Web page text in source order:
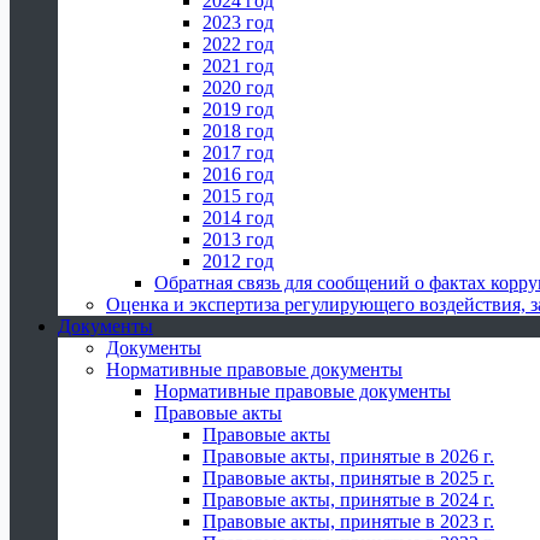
2023 год
2022 год
2021 год
2020 год
2019 год
2018 год
2017 год
2016 год
2015 год
2014 год
2013 год
2012 год
Обратная связь для сообщений о фактах
Оценка и экспертиза регулирующего
Документы
Документы
Нормативные правовые документы
Нормативные правовые документы
Правовые акты
Правовые акты
Правовые акты, принятые в 2026 г.
Правовые акты, принятые в 2025 г.
Правовые акты, принятые в 2024 г.
Правовые акты, принятые в 2023 г.